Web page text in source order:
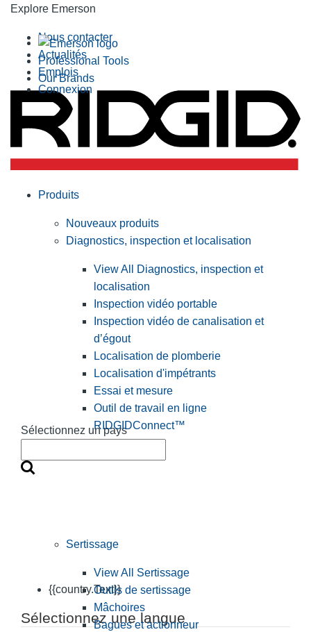
Explore Emerson
Professional Tools
Our Brands
Nous contacter
Actualités
Emplois
Connexion
Sélectionnez un pays
{{country.Text}}
Sélectionnez une langue
Produits
Nouveaux produits
Diagnostics, inspection et localisation
View All Diagnostics, inspection et
localisation
Inspection vidéo portable
Inspection vidéo de canalisation et
d’égout
Localisation de plomberie
Localisation d'impétrants
Essai et mesure
Outil de travail en ligne
RIDGIDConnect™
Sertissage
View All Sertissage
Outils de sertissage
Mâchoires
Bagues et actionneur